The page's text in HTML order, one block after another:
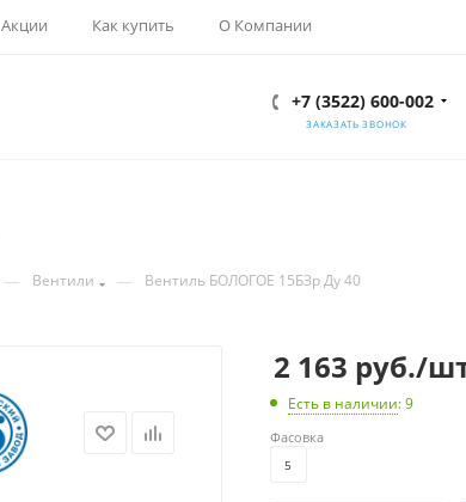
Акции Как купить О Компании
+7 (3522) 600-002
ЗАКАЗАТЬ ЗВОНОК
— Вентили — Вентиль БОЛОГОЕ 15БЗр Ду 40
2 163 руб./
Есть в наличии: 9
Фасовка
5